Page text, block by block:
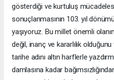
gösterdiği ve kurtuluş
sonuçlanmasının 103. yıl
yaşıyoruz. Bu millet önemli
değil, inanç ve kararlılık
tarihe adını altın harflerle
damlasına kadar